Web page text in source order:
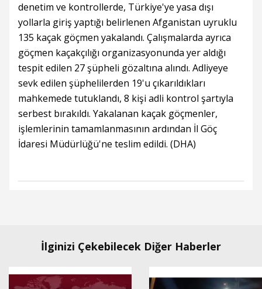
denetim ve kontrollerde, Türkiye'ye yasa dışı
yollarla giriş yaptığı belirlenen Afganistan uyruklu
135 kaçak göçmen yakalandı. Çalışmalarda ayrıca
göçmen kaçakçılığı organizasyonunda yer aldığı
tespit edilen 27 şüpheli gözaltına alındı. Adliyeye
sevk edilen şüphelilerden 19'u çıkarıldıkları
mahkemede tutuklandı, 8 kişi adli kontrol şartıyla
serbest bırakıldı. Yakalanan kaçak göçmenler,
işlemlerinin tamamlanmasının ardından İl Göç
İdaresi Müdürlüğü'ne teslim edildi. (DHA)
İlginizi Çekebilecek Diğer Haberler